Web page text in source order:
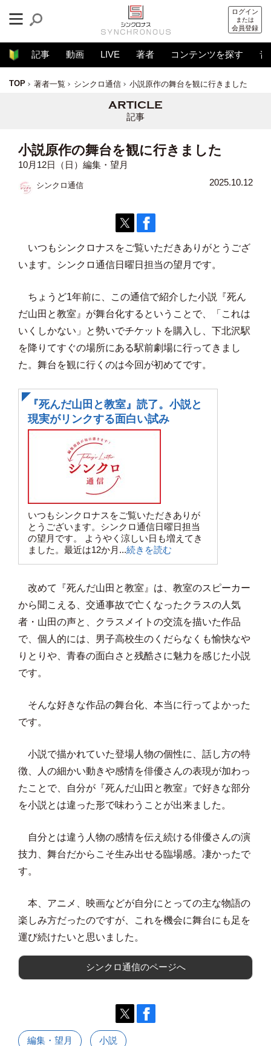
ログイン
または
会員登録
記事 動画 LIVE 著者 コンテンツを探す 音
TOP 著者一覧 シンクロ通信 小説原作の舞台を観に行きました
記事
小説原作の舞台を観に行きました
10月12日（日）編集・望月
シンクロ通信 2025.10.12
いつもシンクロナスをご覧いただきありがとうござ
います。シンクロ通信日曜日担当の望月です。
ちょうど1年前に、この通信で紹介した小説『死ん
だ山田と教室』が舞台化するということで、「これは
いくしかない」と勢いでチケットを購入し、下北沢駅
を降りてすぐの場所にある駅前劇場に行ってきまし
た。舞台を観に行くのは今回が初めてです。
『死んだ山田と教室』読了。小説と
現実がリンクする面白い試み
いつもシンクロナスをご覧いただきありが
とうございます。シンクロ通信日曜日担当
の望月です。 ようやく涼しい日も増えてき
ました。最近は12か月...続きを読む
改めて『死んだ山田と教室』は、教室のスピーカー
から聞こえる、交通事故で亡くなったクラスの人気
者・山田の声と、クラスメイトの交流を描いた作品
で、個人的には、男子高校生のくだらなくも愉快なや
りとりや、青春の面白さと残酷さに魅力を感じた小説
です。
そんな好きな作品の舞台化、本当に行ってよかった
です。
小説で描かれていた登場人物の個性に、話し方の特
徴、人の細かい動きや感情を俳優さんの表現が加わっ
たことで、自分が『死んだ山田と教室』で好きな部分
を小説とは違った形で味わうことが出来ました。
自分とは違う人物の感情を伝え続ける俳優さんの演
技力、舞台だからこそ生み出せる臨場感。凄かったで
す。
本、アニメ、映画などが自分にとっての主な物語の
楽しみ方だったのですが、これを機会に舞台にも足を
運び続けたいと思いました。
シンクロ通信のページへ
編集・望月 小説